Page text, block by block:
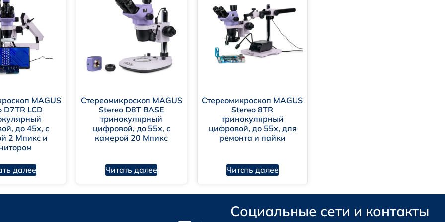
лампа
(LED)
камера.
MAGUS
D7TR LCD
до 45х, с
2 Мпикс и
далее
Стереомикроскоп MAGUS
Stereo D8T BASE
тринокулярный
цифровой, до 55х, с
камерой 20 Мпикс
Читать далее
Стереомикроскоп MAGUS
Stereo 8TR
тринокулярный
цифровой, до 55х, для
ремонта и пайки
Читать далее
Социальные сети и контакты